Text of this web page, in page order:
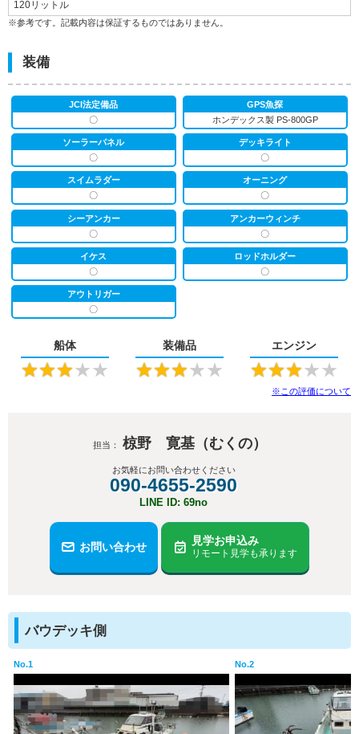
120リットル
※参考です。記載内容は保証するものではありません。
装備
JCI法定備品
〇
GPS魚探
ホンデックス製 PS-800GP
ソーラーパネル
〇
デッキライト
〇
スイムラダー
〇
オーニング
〇
シーアンカー
〇
アンカーウィンチ
〇
イケス
〇
ロッドホルダー
〇
アウトリガー
〇
船体
★★★★★
装備品
★★★★★
エンジン
★★★★★
※この評価について
担当： 椋野 寛基（むくの）
お気軽にお問い合わせください
090-4655-2590
LINE ID: 69no
お問い合わせ 見学お申込み
リモート見学も承ります
バウデッキ側
No.1 No.2